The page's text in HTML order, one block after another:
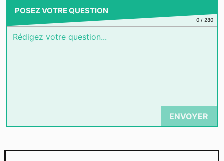
POSEZ VOTRE QUESTION
0/ 280
ENVOYER